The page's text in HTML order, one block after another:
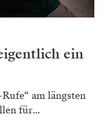
ein
am längsten
für...